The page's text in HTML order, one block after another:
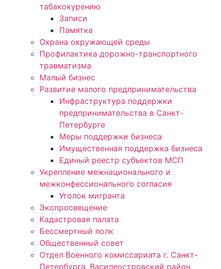
табакокурению
Записи
Памятка
Охрана окружающей среды
Профилактика дорожно-транспортного
травматизма
Малый бизнес
Развитие малого предпринимательства
Инфраструктура поддержки
предпринимательства в Санкт-
Петербурге
Меры поддержки бизнеса
Имущественная поддержка бизнеса
Единый реестр субъектов МСП
Укрепление межнационального и
межконфессионального согласия
Уголок мигранта
Экопросвещение
Кадастровая палата
Бессмертный полк
Общественный совет
Отдел Военного комиссариата г. Санкт-
Петербурга, Василеостровский район